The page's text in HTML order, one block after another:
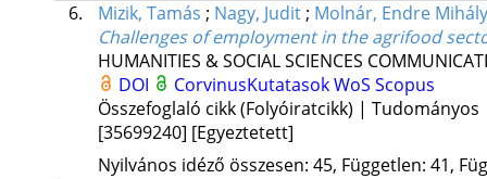
6.
Mizik, Tamás ; Nagy, Judit; Molnár, Endre Mihály
Challenges of employment in the agrifood
HUMANITIES & SOCIAL SCIENCES
DOI
CorvinusKutatasokWoS Scopus
Összefoglaló cikk (Folyóiratcikk) | Tudományos
[35699240] [Egyeztetett]
Nyilvános idéző összesen: 45, Független: 41,